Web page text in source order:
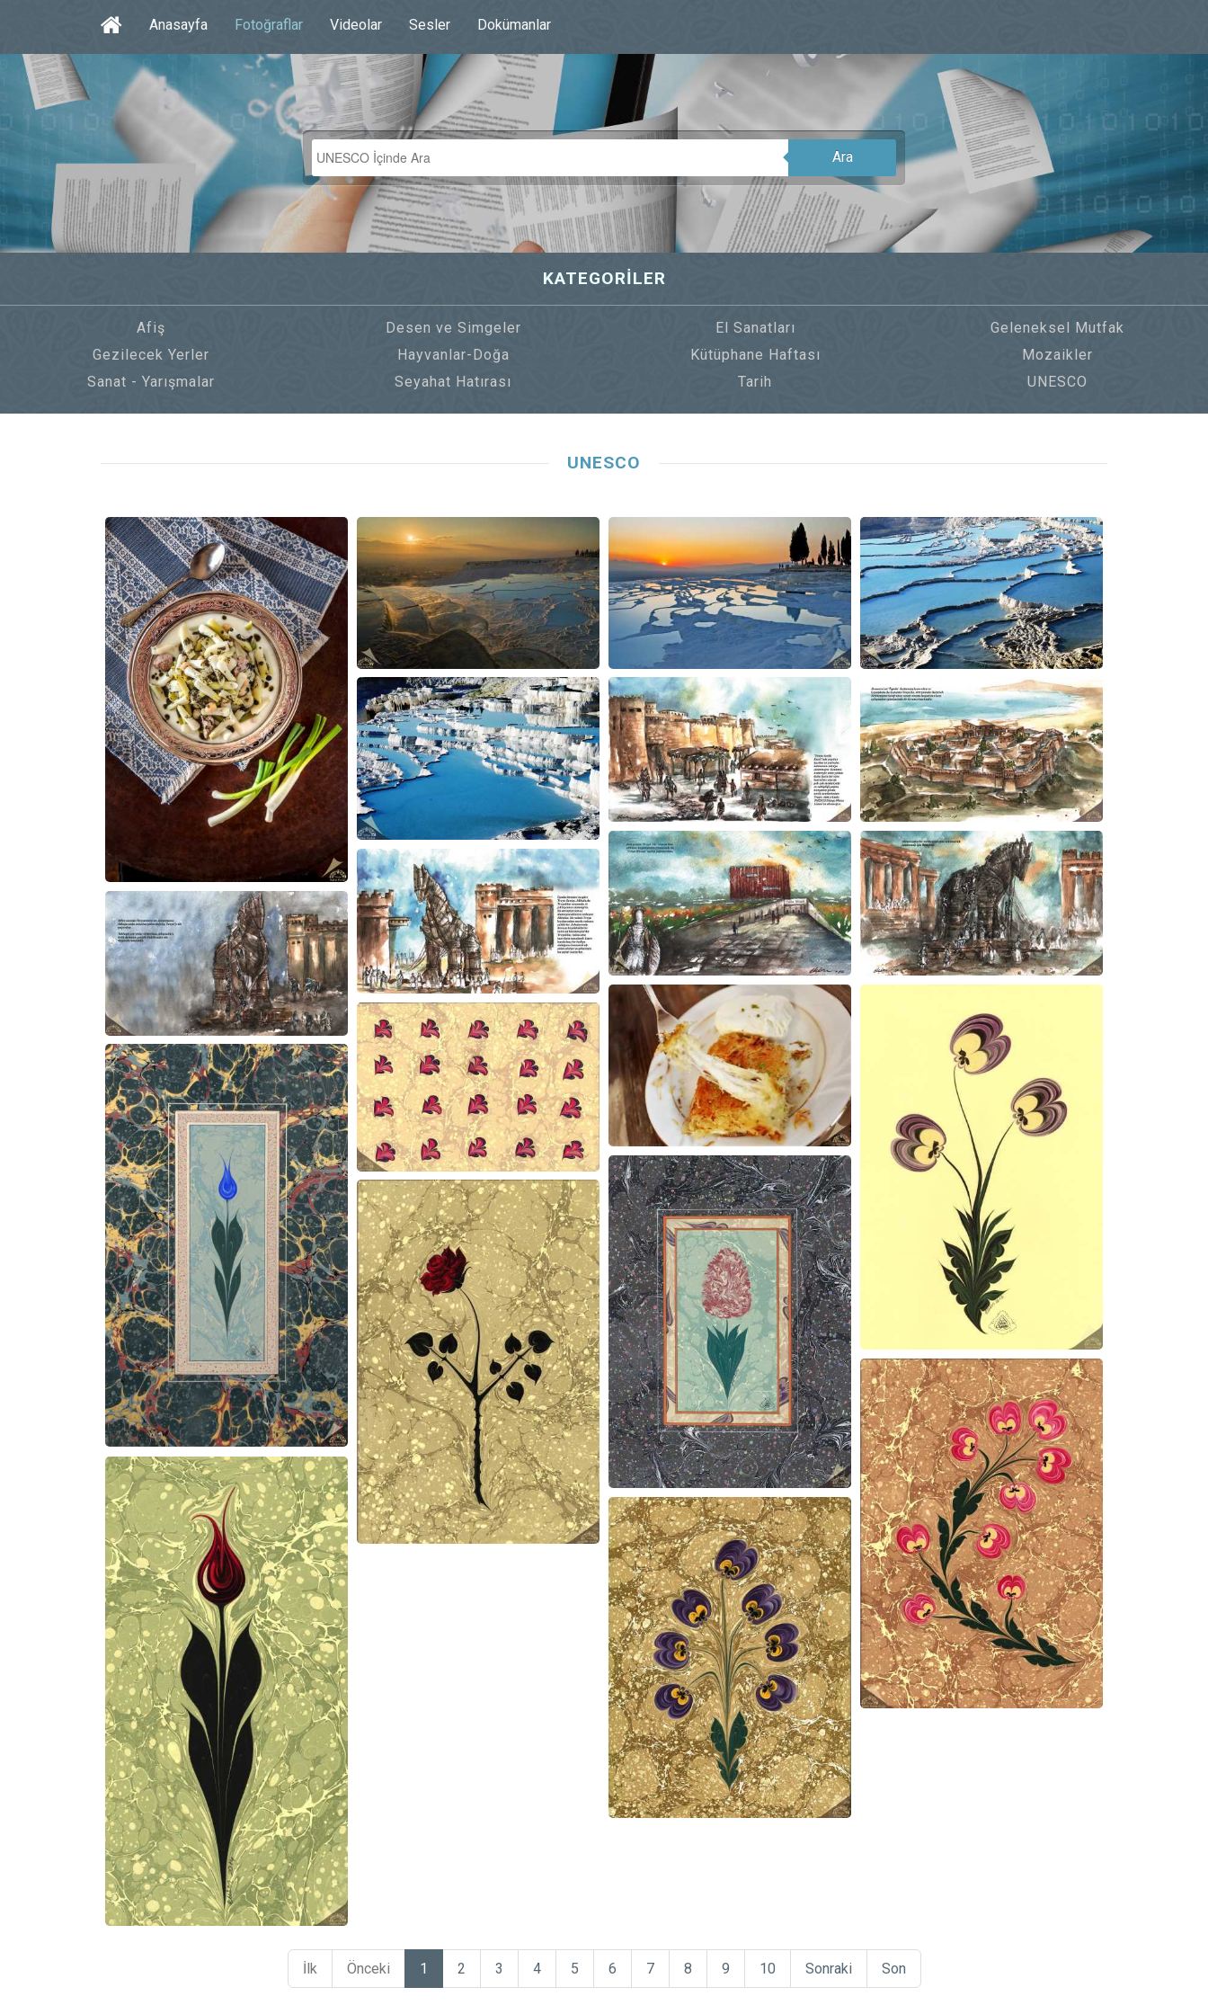
Anasayfa Fotoğraflar Videolar Sesler Dokümanlar
Ara
KATEGORİLER
Afiş Desen ve Simgeler El Sanatları
Geleneksel Mutfak
Gezilecek Yerler
Hayvanlar-Doğa Kütüphane Haftası
Mozaikler
Sanat - Yarışmalar
Seyahat Hatırası Tarih UNESCO
UNESCO
İlk Önceki 1 2 3 4 5 6 7 8 9 10 Sonraki Son